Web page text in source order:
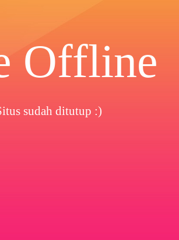
Offline
sudah ditutup :)